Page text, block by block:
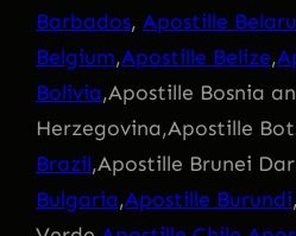
Barbados, Apostille
Belgium,Apostille Belize,
Bolivia,Apostille Bosnia
Herzegovina,Apostille
Brazil,Apostille Brunei
Bulgaria,Apostille Burundi